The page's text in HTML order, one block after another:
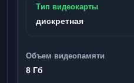
Тип видеокарты
дискретная
Объем видеопамяти
8 Гб